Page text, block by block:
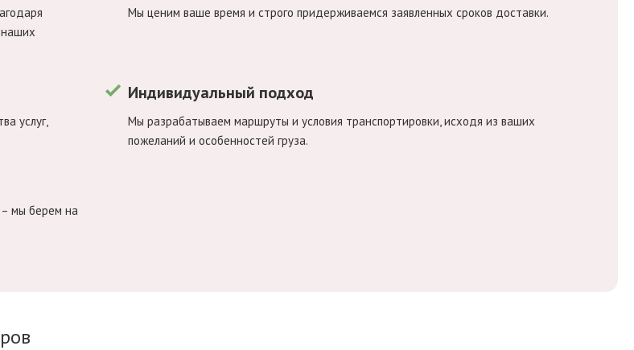
Мы ценим ваше время и строго придерживаемся заявленных сроков доставки.
услуг,
Индивидуальный подход
Мы разрабатываем маршруты и условия транспортировки, исходя из ваших
пожеланий и особенностей груза.
мы берем на